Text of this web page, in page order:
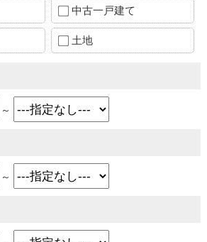
中古一戸建て
土地
～
～